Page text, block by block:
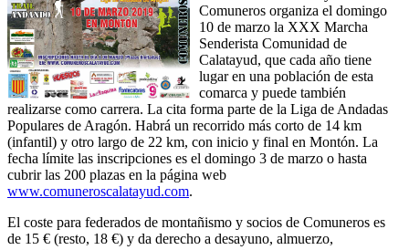
Comuneros organiza el domingo
10 de marzo la XXX Marcha
Senderista Comunidad de
Calatayud, que cada año tiene
lugar en una población de esta
comarca y puede también
realizarse como carrera. La cita forma parte de la Liga de Andadas
Populares de Aragón. Habrá un recorrido más corto de 14 km
(infantil) y otro largo de 22 km, con inicio y final en Montón. La
fecha límite las inscripciones es el domingo 3 de marzo o hasta
cubrir las 200 plazas en la página web
www.comuneroscalatayud.com.
El coste para federados de montañismo y socios de Comuneros es
de 15 € (resto, 18 €) y da derecho a desayuno, almuerzo,